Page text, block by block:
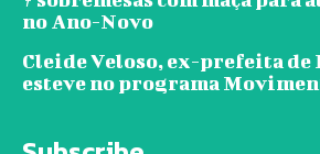
no Ano-Novo
Cleide Veloso, ex-prefeita de
esteve no programa